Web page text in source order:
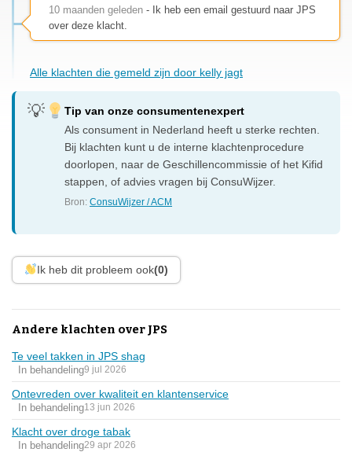
10 maanden geleden - Ik heb een email gestuurd naar JPS
over deze klacht.
Alle klachten die gemeld zijn door kelly jagt
Tip van onze consumentenexpert
Als consument in Nederland heeft u sterke rechten.
Bij klachten kunt u de interne klachtenprocedure
doorlopen, naar de Geschillencommissie of het Kifid
stappen, of advies vragen bij ConsuWijzer.
Bron:ConsuWijzer / ACM
Ik heb dit probleem ook(0)
Andere klachten over JPS
Te veel takken in JPS shag
In behandeling9 jul 2026
Ontevreden over kwaliteit en klantenservice
In behandeling13 jun 2026
Klacht over droge tabak
In behandeling29 apr 2026